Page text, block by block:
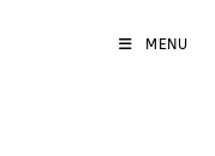
MENU